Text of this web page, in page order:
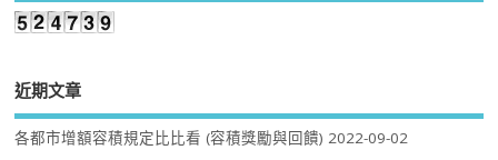
近期文章
各都市增額容積規定比比看 (容積獎勵與回饋) 2022-09-02